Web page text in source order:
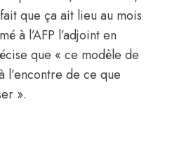
que ça ait lieu au mois
à l’AFP l’adjoint en
que « ce modèle de
l’encontre de ce que
».